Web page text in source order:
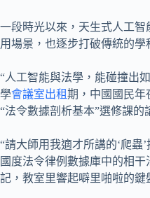
一段時光以來，天生式人工智
用場景，也逐步打破傳統的學
“人工智能與法學，能碰撞出
學會議室出租期，中國國民年
“法令數據剖析基本”選修課的
“請大師用我適才所講的‘爬蟲
國度法令律例數據庫中的相
記，教室里響起噼里啪啦的鍵